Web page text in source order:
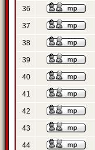
36
37
38
39
40
41
42
43
44